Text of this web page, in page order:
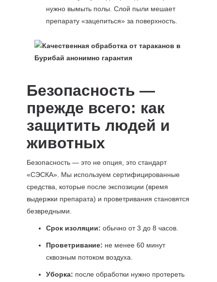
нужно вымыть полы. Слой пыли мешает
препарату «зацепиться» за поверхность.
Безопасность —
прежде всего: как
защитить людей и
животных
Безопасность — это не опция, это стандарт
«СЭСКА». Мы используем сертифицированные
средства, которые после экспозиции (время
выдержки препарата) и проветривания становятся
безвредными.
Срок изоляции: обычно от 3 до 8 часов.
Проветривание: не менее 60 минут
сквозным потоком воздуха.
Уборка: после обработки нужно протереть